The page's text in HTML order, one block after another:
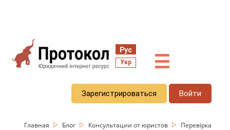
Рус
Укр ☰
Зарегистрироваться Войти
Главная Блог Консультации от юристов
Перевірка